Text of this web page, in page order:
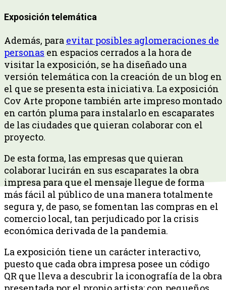
Exposición telemática
Además, para evitar posibles aglomeraciones de
personas en espacios cerrados a la hora de
visitar la exposición, se ha diseñado una
versión telemática con la creación de un blog en
el que se presenta esta iniciativa. La exposición
Cov Arte propone también arte impreso montado
en cartón pluma para instalarlo en escaparates
de las ciudades que quieran colaborar con el
proyecto.
De esta forma, las empresas que quieran
colaborar lucirán en sus escaparates la obra
impresa para que el mensaje llegue de forma
más fácil al público de una manera totalmente
segura y, de paso, se fomentan las compras en el
comercio local, tan perjudicado por la crisis
económica derivada de la pandemia.
La exposición tiene un carácter interactivo,
puesto que cada obra impresa posee un código
QR que lleva a descubrir la iconografía de la obra